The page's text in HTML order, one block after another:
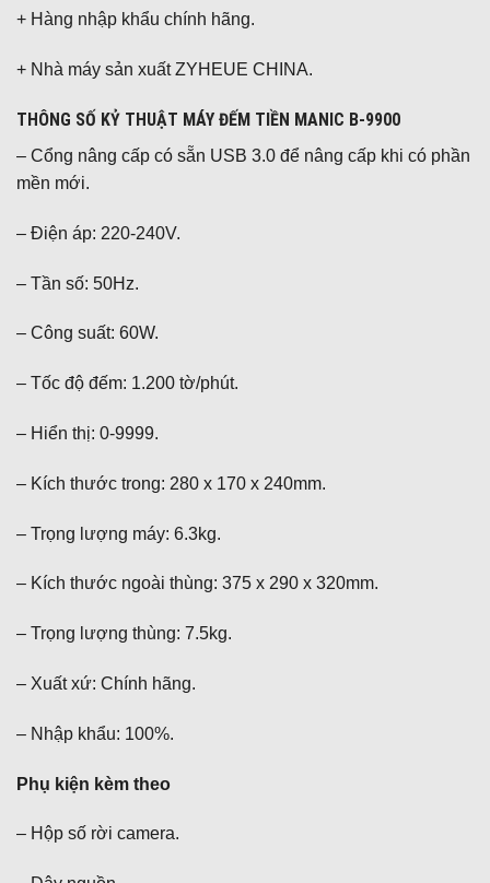
+ Hàng nhập khẩu chính hãng.
+ Nhà máy sản xuất ZYHEUE CHINA.
THÔNG SỐ KỶ THUẬT MÁY ĐẾM TIỀN MANIC B-9900
– Cổng nâng cấp có sẵn USB 3.0 để nâng cấp khi có phần
mền mới.
– Điện áp: 220-240V.
– Tần số: 50Hz.
– Công suất: 60W.
– Tốc độ đếm: 1.200 tờ/phút.
– Hiển thị: 0-9999.
– Kích thước trong: 280 x 170 x 240mm.
– Trọng lượng máy: 6.3kg.
– Kích thước ngoài thùng: 375 x 290 x 320mm.
– Trọng lượng thùng: 7.5kg.
– Xuất xứ: Chính hãng.
– Nhập khẩu: 100%.
Phụ kiện kèm theo
– Hộp số rời camera.